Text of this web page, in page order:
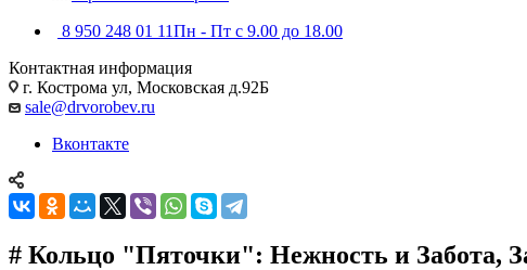
8 950 248 01 11Пн - Пт с 9.00 до 18.00
Контактная информация
г. Кострома ул, Московская д.92Б
sale@drvorobev.ru
Вконтакте
# Кольцо "Пяточки": Нежность и Забота,